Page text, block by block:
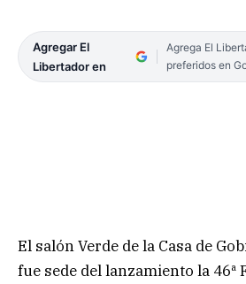
Agregar El
Libertador en
Agrega El
preferidos en
El salón Verde de la Casa de
fue sede del lanzamiento la 46ª